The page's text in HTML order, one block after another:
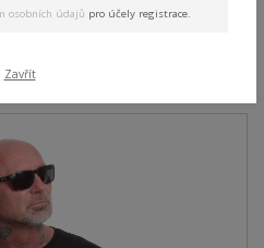
Pray
osobních údajů pro účely registrace.
Zavřít